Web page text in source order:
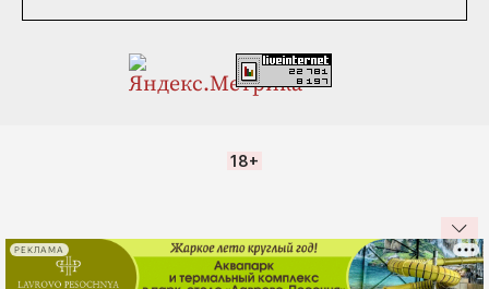
18+
РЕКЛАМА